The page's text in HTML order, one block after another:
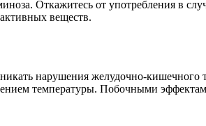
Откажитесь от употребления в
веществ.
нарушения желудочно-кишечного
температуры. Побочными